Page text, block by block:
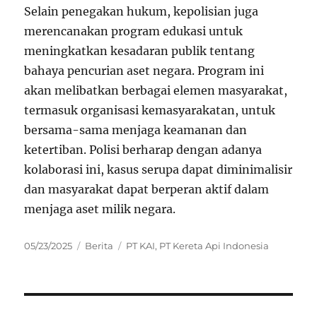
Selain penegakan hukum, kepolisian juga
merencanakan program edukasi untuk
meningkatkan kesadaran publik tentang
bahaya pencurian aset negara. Program ini
akan melibatkan berbagai elemen masyarakat,
termasuk organisasi kemasyarakatan, untuk
bersama-sama menjaga keamanan dan
ketertiban. Polisi berharap dengan adanya
kolaborasi ini, kasus serupa dapat diminimalisir
dan masyarakat dapat berperan aktif dalam
menjaga aset milik negara.
Posted
05/23/2025 Categories
Berita Tags
PT KAI, PT Kereta Api Indonesia